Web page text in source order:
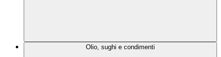
Olio, sughi e condimenti